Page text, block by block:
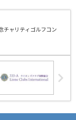
チャリティゴルフコン